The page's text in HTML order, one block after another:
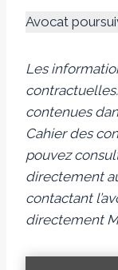
Avocat
Les
contenues
Cahier des
pouvez
directement
contactant
directement